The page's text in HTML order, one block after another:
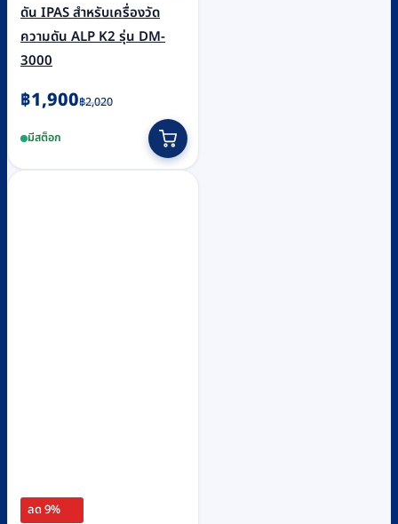
ดัน IPAS สำหรับเครื่องวัด
ความดัน ALP K2 รุ่น DM-
3000
฿2,020
Original
was:
฿2,020.
฿1,900
Current
is:
฿1,900.
มีสต็อก
ลด 9%